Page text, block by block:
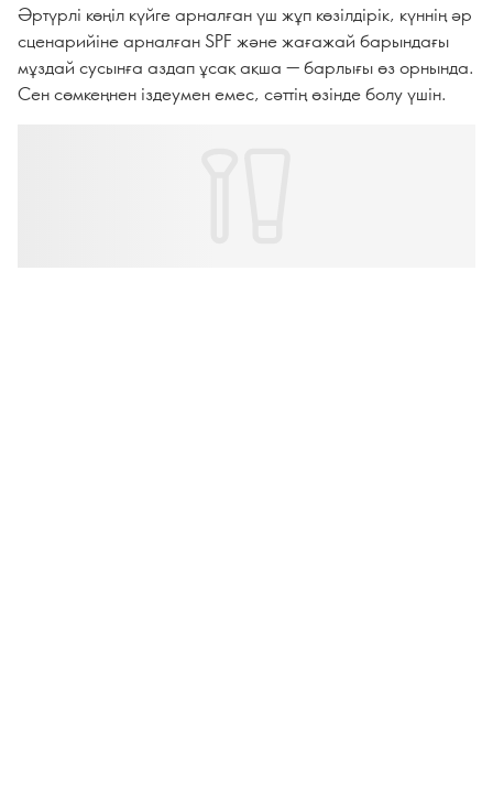
Әртүрлі көңіл күйге арналған үш жұп көзілдірік, күннің әр
сценарийіне арналған SPF және жағажай барындағы
мұздай сусынға аздап ұсақ ақша — барлығы өз орнында.
Сен сөмкеңнен іздеумен емес, сәттің өзінде болу үшін.